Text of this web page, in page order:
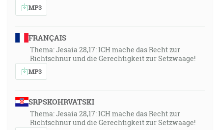
MP3
FRANÇAIS
Thema: Jesaia 28,17: ICH mache das Recht zur
Richtschnur und die Gerechtigkeit zur Setzwaage!
MP3
SRPSKOHRVATSKI
Thema: Jesaia 28,17: ICH mache das Recht zur
Richtschnur und die Gerechtigkeit zur Setzwaage!